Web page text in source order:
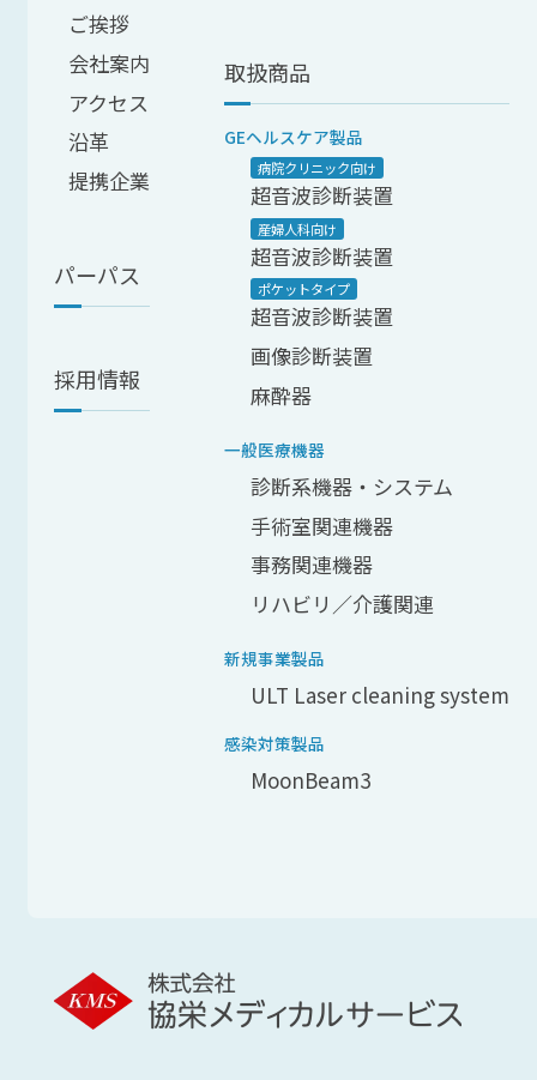
ご挨拶
会社案内
アクセス
沿革
提携企業
パーパス
採用情報
取扱商品
GEヘルスケア製品
病院クリニック向け
超音波診断装置
産婦人科向け
超音波診断装置
ポケットタイプ
超音波診断装置
画像診断装置
麻酔器
一般医療機器
診断系機器・システム
手術室関連機器
事務関連機器
リハビリ／介護関連
新規事業製品
ULT Laser cleaning system
感染対策製品
MoonBeam3